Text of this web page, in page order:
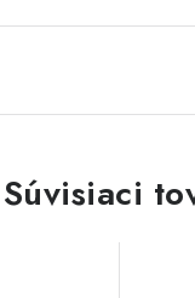
Súvisiaci